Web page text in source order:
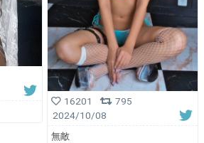
16201
795
2024/10/08
無敵